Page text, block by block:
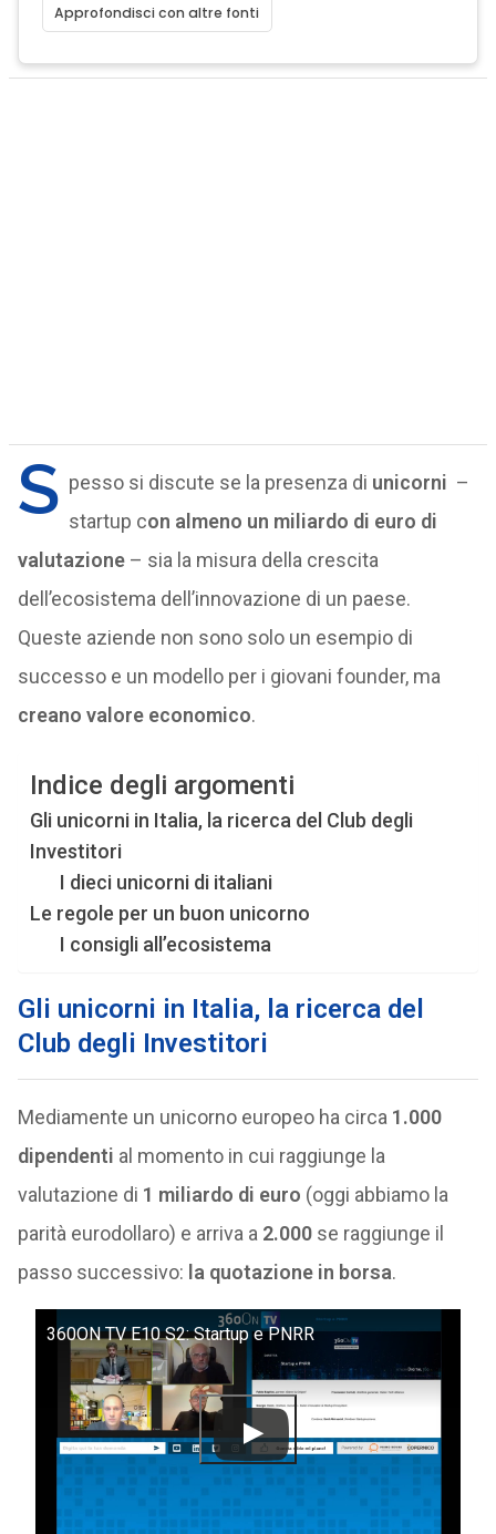
Approfondisci con altre fonti
S pesso si discute se la presenza di unicorni –
startup con almeno un miliardo di euro di
valutazione– sia la misura della crescita
dell’ecosistema dell’innovazione di un paese.
Queste aziende non sono solo un esempio di
successo e un modello per i giovani founder, ma
creano valore economico.
Indice degli argomenti
Gli unicorni in Italia, la ricerca del Club degli
Investitori
I dieci unicorni di italiani
Le regole per un buon unicorno
I consigli all’ecosistema
Gli unicorni in Italia, la ricerca del
Club degli Investitori
Mediamente un unicorno europeo ha circa 1.000
dipendenti al momento in cui raggiunge la
valutazione di 1 miliardo di euro (oggi abbiamo la
parità eurodollaro) e arriva a 2.000se raggiunge il
passo successivo: la quotazione in borsa.
360ON TV E10 S2: Startup e PNRR